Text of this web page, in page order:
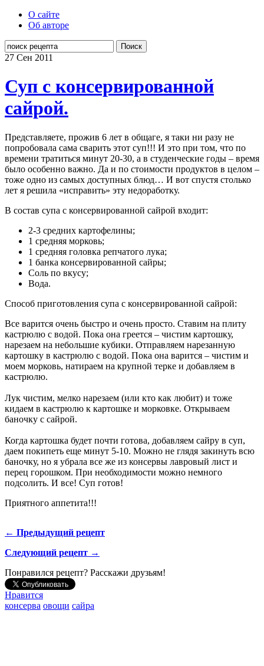
О сайте
Об авторе
Поиск
27 Сен 2011
Суп с консервированной
сайрой.
Представляете, прожив 6 лет в общаге, я таки ни разу не
попробовала сама сварить этот суп!!! И это при том, что по
времени тратиться минут 20-30, а в студенческие годы – время
было особенно важно. Да и по стоимости продуктов в целом –
тоже одно из самых доступных блюд… И вот спустя столько
лет я решила «исправить» эту недоработку.
В состав супа с консервированной сайрой входит:
2-3 средних картофелины;
1 средняя морковь;
1 средняя головка репчатого лука;
1 банка консервированной сайры;
Соль по вкусу;
Вода.
Способ приготовления супа с консервированной сайрой:
Все варится очень быстро и очень просто. Ставим на плиту
кастрюлю с водой. Пока она греется – чистим картошку,
нарезаем на небольшие кубики. Отправляем нарезанную
картошку в кастрюлю с водой. Пока она варится – чистим и
моем морковь, натираем на крупной терке и добавляем в
кастрюлю.
Лук чистим, мелко нарезаем (или кто как любит) и тоже
кидаем в кастрюлю к картошке и морковке. Открываем
баночку с сайрой.
Когда картошка будет почти готова, добавляем сайру в суп,
даем покипеть еще минут 5-10. Можно не глядя закинуть всю
баночку, но я убрала все же из консервы лавровый лист и
перец горошком. При необходимости можно немного
подсолить. И все! Суп готов!
Приятного аппетита!!!
← Предыдущий рецепт
Следующий рецепт →
Понравился рецепт? Расскажи друзьям!
Нравится
консерва овощи сайра